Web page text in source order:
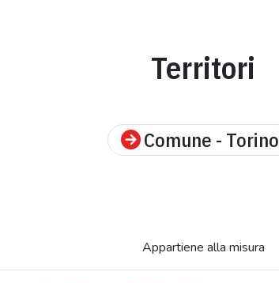
Territori
Comune - Torino
Appartiene alla misura